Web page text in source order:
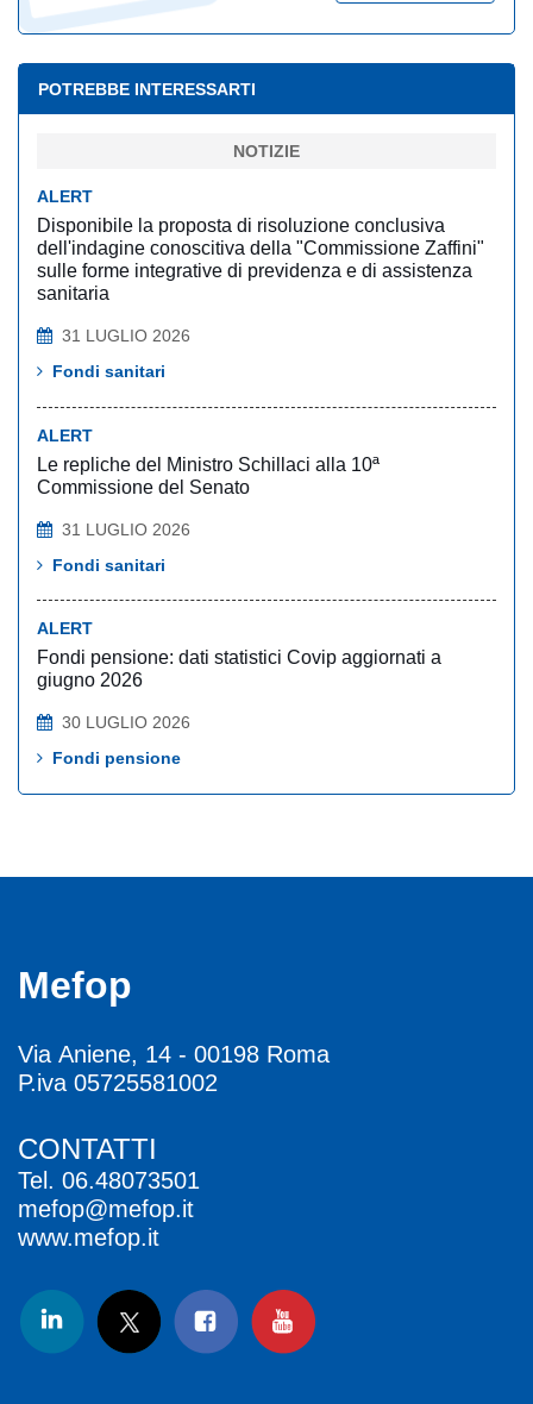
POTREBBE INTERESSARTI
NOTIZIE
ALERT
Disponibile la proposta di risoluzione conclusiva
dell'indagine conoscitiva della "Commissione Zaffini"
sulle forme integrative di previdenza e di assistenza
sanitaria
31 LUGLIO 2026
Fondi sanitari
ALERT
Le repliche del Ministro Schillaci alla 10ª
Commissione del Senato
31 LUGLIO 2026
Fondi sanitari
ALERT
Fondi pensione: dati statistici Covip aggiornati a
giugno 2026
30 LUGLIO 2026
Fondi pensione
Mefop
Via Aniene, 14 - 00198 Roma
P.iva 05725581002
CONTATTI
Tel. 06.48073501
mefop@mefop.it
www.mefop.it